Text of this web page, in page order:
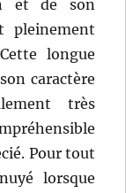
et de son
pleinement
longue
caractère
très
Pour tout
lorsque